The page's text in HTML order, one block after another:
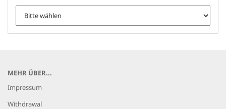
MEHR ÜBER...
Impressum
Withdrawal